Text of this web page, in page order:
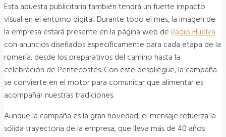
Esta apuesta publicitaria también tendrá un fuerte impacto
visual en el entorno digital. Durante todo el mes, la imagen de
la empresa estará presente en la página web deRadio Huelva
con anuncios diseñados específicamente para cada etapa de la
romería, desde los preparativos del camino hasta la
celebración de Pentecostés. Con este despliegue, la campaña
se convierte en el motor para comunicar que alimentar es
acompañar nuestras tradiciones.
Aunque la campaña es la gran novedad, el mensaje refuerza la
sólida trayectoria de la empresa, que lleva más de 40 años